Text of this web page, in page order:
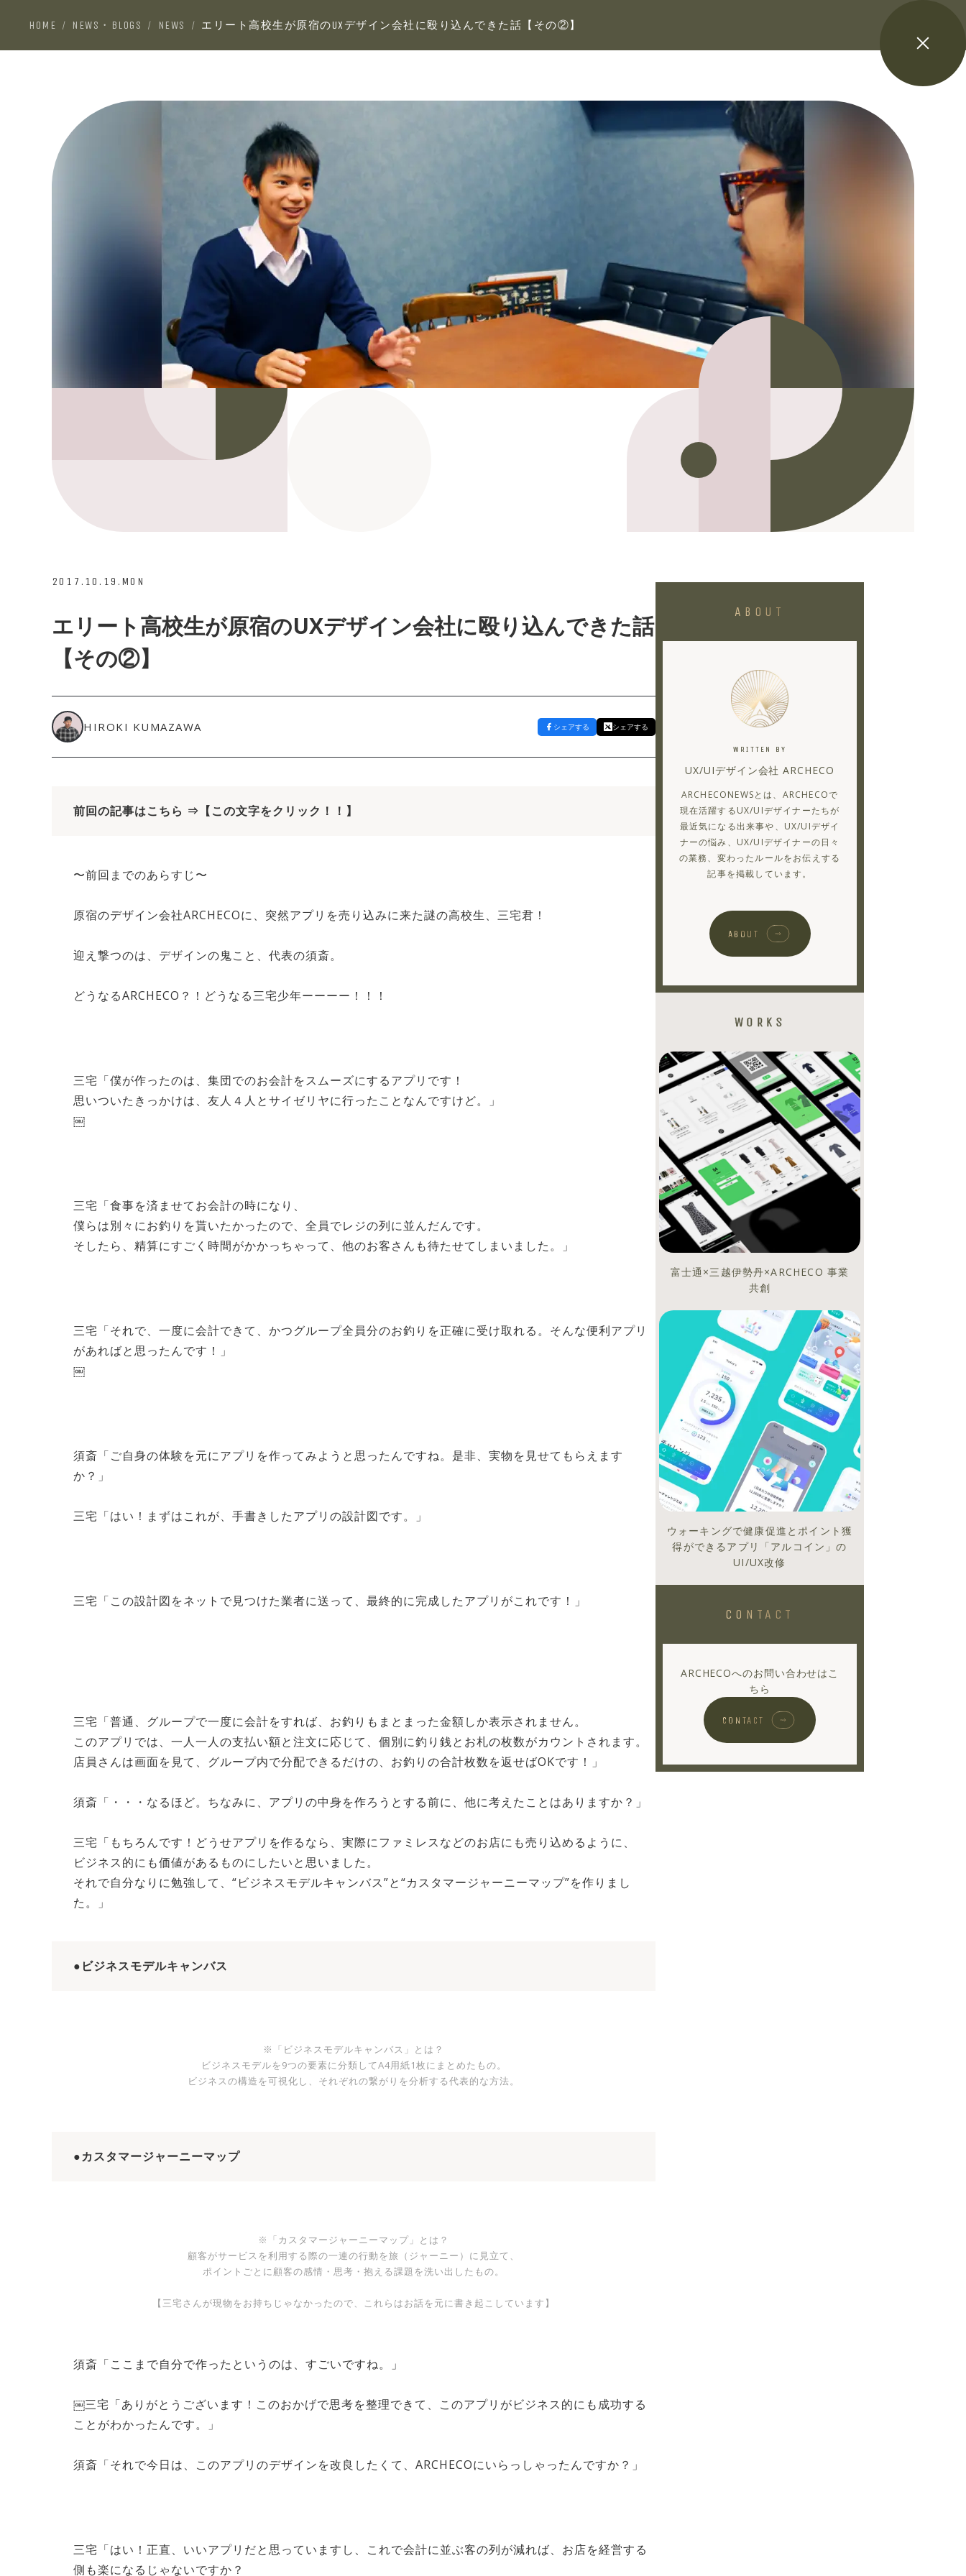
HOME / NEWS・BLOGS / NEWS / エリート高校生が原宿のUXデザイン会社に殴り込んできた話【その②】
2017.10.19.MON
エリート高校生が原宿のUXデザイン会社に殴り込んできた話
【その②】
HIROKI KUMAZAWA シェアする シェアする
前回の記事はこちら ⇒ 【この文字をクリック！！】
〜前回までのあらすじ〜
原宿のデザイン会社ARCHECOに、突然アプリを売り込みに来た謎の高校生、三宅君！
迎え撃つのは、デザインの鬼こと、代表の須斎。
どうなるARCHECO？！どうなる三宅少年ーーーー！！！
三宅「僕が作ったのは、集団でのお会計をスムーズにするアプリです！
思いついたきっかけは、友人４人とサイゼリヤに行ったことなんですけど。」
￼
三宅「食事を済ませてお会計の時になり、
僕らは別々にお釣りを貰いたかったので、全員でレジの列に並んだんです。
そしたら、精算にすごく時間がかかっちゃって、他のお客さんも待たせてしまいました。」
三宅「それで、一度に会計できて、かつグループ全員分のお釣りを正確に受け取れる。そんな便利アプリ
があればと思ったんです！」
￼
須斎「ご自身の体験を元にアプリを作ってみようと思ったんですね。是非、実物を見せてもらえます
か？」
三宅「はい！まずはこれが、手書きしたアプリの設計図です。」
三宅「この設計図をネットで見つけた業者に送って、最終的に完成したアプリがこれです！」
三宅「普通、グループで一度に会計をすれば、お釣りもまとまった金額しか表示されません。
このアプリでは、一人一人の支払い額と注文に応じて、個別に釣り銭とお札の枚数がカウントされます。
店員さんは画面を見て、グループ内で分配できるだけの、お釣りの合計枚数を返せばOKです！」
須斎「・・・なるほど。ちなみに、アプリの中身を作ろうとする前に、他に考えたことはありますか？」
三宅「もちろんです！どうせアプリを作るなら、実際にファミレスなどのお店にも売り込めるように、
ビジネス的にも価値があるものにしたいと思いました。
それで自分なりに勉強して、“ビジネスモデルキャンバス”と“カスタマージャーニーマップ”を作りまし
た。」
●ビジネスモデルキャンバス
※「ビジネスモデルキャンバス」とは？
ビジネスモデルを9つの要素に分類してA4用紙1枚にまとめたもの。
ビジネスの構造を可視化し、それぞれの繋がりを分析する代表的な方法。
●カスタマージャーニーマップ
※「カスタマージャーニーマップ」とは？
顧客がサービスを利用する際の一連の行動を旅（ジャーニー）に見立て、
ポイントごとに顧客の感情・思考・抱える課題を洗い出したもの。
【三宅さんが現物をお持ちじゃなかったので、これらはお話を元に書き起こしています】
須斎「ここまで自分で作ったというのは、すごいですね。」
￼三宅「ありがとうございます！このおかげで思考を整理できて、このアプリがビジネス的にも成功する
ことがわかったんです。」
須斎「それで今日は、このアプリのデザインを改良したくて、ARCHECOにいらっしゃったんですか？」
三宅「はい！正直、いいアプリだと思っていますし、これで会計に並ぶ客の列が減れば、お店を経営する
側も楽になるじゃないですか？
ABOUT
WRITTEN BY
UX/UIデザイン会社 ARCHECO
ARCHECONEWSとは、ARCHECOで
現在活躍するUX/UIデザイナーたちが
最近気になる出来事や、UX/UIデザイ
ナーの悩み、UX/UIデザイナーの日々
の業務、変わったルールをお伝えする
記事を掲載しています。
ABOUT
WORKS
富士通×三越伊勢丹×ARCHECO 事業
共創
ウォーキングで健康促進とポイント獲
得ができるアプリ「アルコイン」の
UI/UX改修
CONTACT
ARCHECOへのお問い合わせはこ
ちら
CONTACT